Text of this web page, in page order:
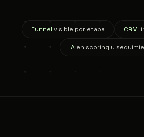
Funnel visible por etapa CRM
IA en scoring y